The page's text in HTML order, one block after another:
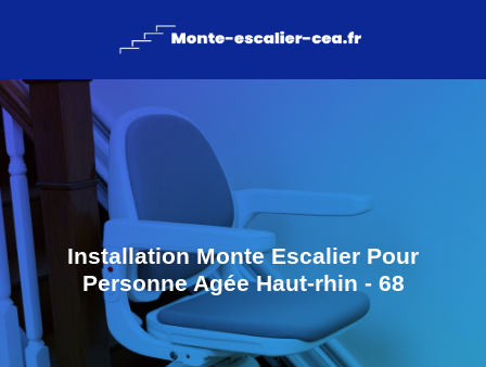
Installation Monte Escalier Pour
Personne Agée Haut-rhin - 68